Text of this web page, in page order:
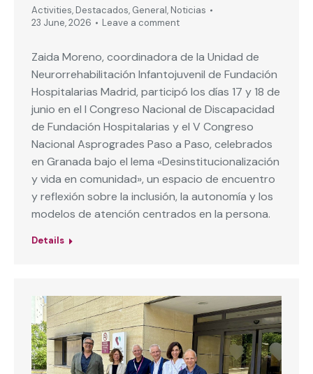
Activities, Destacados, General, Noticias
23 June, 2026
Leave a comment
Zaida Moreno, coordinadora de la Unidad de
Neurorrehabilitación Infantojuvenil de Fundación
Hospitalarias Madrid, participó los días 17 y 18 de
junio en el I Congreso Nacional de Discapacidad
de Fundación Hospitalarias y el V Congreso
Nacional Asprogrades Paso a Paso, celebrados
en Granada bajo el lema «Desinstitucionalización
y vida en comunidad», un espacio de encuentro
y reflexión sobre la inclusión, la autonomía y los
modelos de atención centrados en la persona.
Details